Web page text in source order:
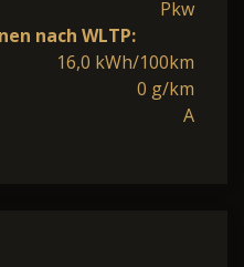
Pkw
nach WLTP:
16,0 kWh/100km
0 g/km
A